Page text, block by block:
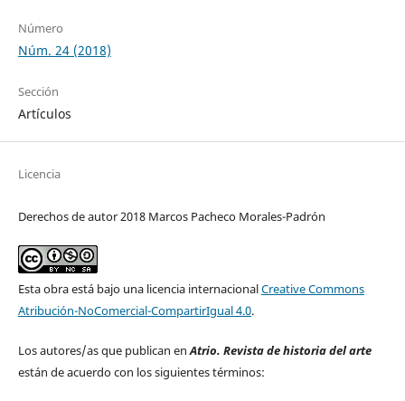
Número
Núm. 24 (2018)
Sección
Artículos
Licencia
Derechos de autor 2018 Marcos Pacheco Morales-Padrón
Esta obra está bajo una licencia internacionalCreative Commons
Atribución-NoComercial-CompartirIgual 4.0.
Los autores/as que publican enAtrio. Revista de historia del arte
están de acuerdo con los siguientes términos: